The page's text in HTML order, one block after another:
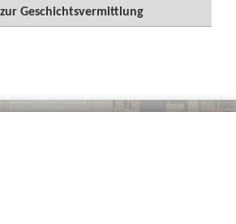
Geschichtsvermittlung